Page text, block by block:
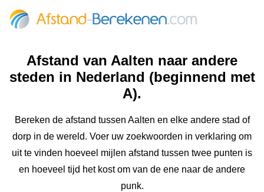
Afstand van Aalten naar andere
steden in Nederland (beginnend met
A).
Bereken de afstand tussen Aalten en elke andere stad of
dorp in de wereld. Voer uw zoekwoorden in verklaring om
uit te vinden hoeveel mijlen afstand tussen twee punten is
en hoeveel tijd het kost om van de ene naar de andere
punk.